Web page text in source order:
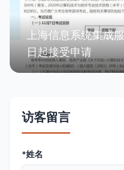
上海信息系统集成
日起接受申请
访客留言
*姓名